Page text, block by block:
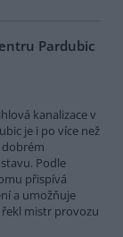
Pardubic
kanalizace v
je i po více než
dobrém
Podle
přispívá
a umožňuje
mistr provozu